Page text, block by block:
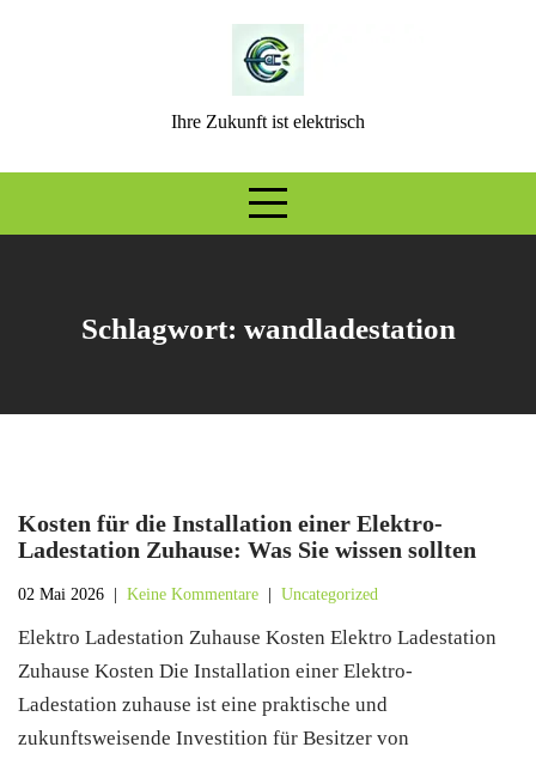
Ihre Zukunft ist elektrisch
Schlagwort: wandladestation
Kosten für die Installation einer Elektro-
Ladestation Zuhause: Was Sie wissen sollten
02 Mai 2026 Keine Kommentare Uncategorized
Elektro Ladestation Zuhause Kosten Elektro Ladestation
Zuhause Kosten Die Installation einer Elektro-
Ladestation zuhause ist eine praktische und
zukunftsweisende Investition für Besitzer von